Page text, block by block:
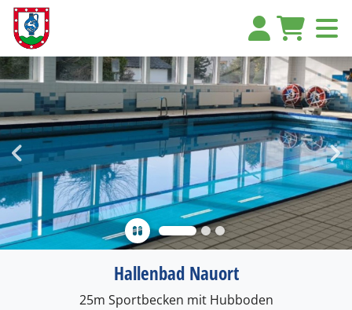
Go to previous slide
Hallenbad Nauort
25m Sportbecken mit Hubboden